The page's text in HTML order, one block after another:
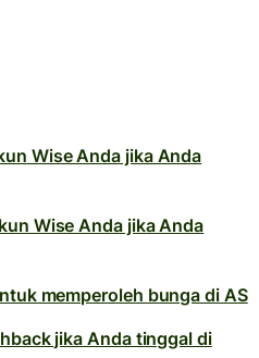
Wise Anda jika Anda
Wise Anda jika Anda
memperoleh bunga di AS
jika Anda tinggal di